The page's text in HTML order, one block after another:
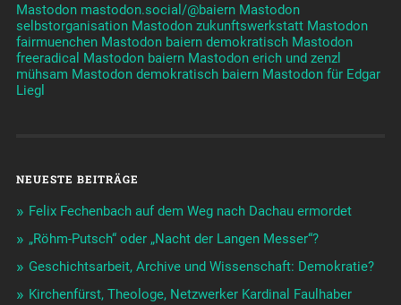
Mastodon mastodon.social/@baiern Mastodon
selbstorganisation Mastodon zukunftswerkstatt Mastodon
fairmuenchen Mastodon baiern demokratisch Mastodon
freeradical Mastodon baiern Mastodon erich und zenzl
mühsam Mastodon demokratisch baiern Mastodon für Edgar
Liegl
NEUESTE BEITRÄGE
Felix Fechenbach auf dem Weg nach Dachau ermordet
„Röhm-Putsch“ oder „Nacht der Langen Messer“?
Geschichtsarbeit, Archive und Wissenschaft: Demokratie?
Kirchenfürst, Theologe, Netzwerker Kardinal Faulhaber